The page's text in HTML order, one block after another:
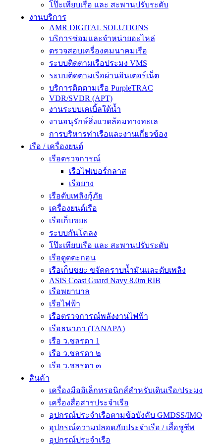
โป๊ะเทียบเรือ และ สะพานปรับระดับ
งานบริการ
AMR DIGITAL SOLUTIONS
บริการซ่อมและจำหน่ายอะไหล่
ตรวจสอบเครื่องคมนาคมเรือ
ระบบติดตามเรือประมง VMS
ระบบติดตามเรือผ่านอินเตอร์เน็ต
บริการติดตามเรือ PurpleTRAC
VDR/SVDR (APT)
งานระบบเคเบิ้ลใต้น้ำ
งานอนุรักษ์สิ่งแวดล้อมทางทะเล
การบริหารท่าเรือและงานเกี่ยวข้อง
เรือ / เครื่องยนต์
เรือตรวจการณ์
เรือไฟเบอร์กลาส
เรือยาง
เรือดับเพลิงกู้ภัย
เครื่องยนต์เรือ
เรือเก็บขยะ
ระบบกันโคลง
โป๊ะเทียบเรือ และ สะพานปรับระดับ
เรือดูดตะกอน
เรือเก็บขยะ ขจัดคราบน้ำมันและดับเพลิง
ASIS Coast Guard Navy 8.0m RIB
เรือพยาบาล
เรือไฟฟ้า
เรือตรวจการณ์พลังงานไฟฟ้า
เรือธนาภา (TANAPA)
เรือ ว.ชลรดา 1
เรือ ว.ชลรดา ๒
เรือ ว.ชลรดา ๓
สินค้า
เครื่องมืออิเล็กทรอนิกส์สำหรับเดินเรือ/ประมง
เครื่องสื่อสารประจำเรือ
อุปกรณ์ประจำเรือตามข้อบังคับ GMDSS/IMO
อุปกรณ์ความปลอดภัยประจำเรือ / เสื้อชูชีพ
อุปกรณ์ประจำเรือ